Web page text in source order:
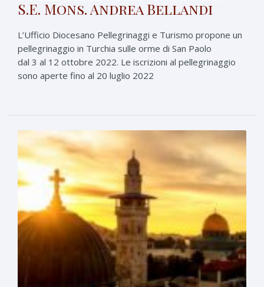
S.E. Mons. Andrea Bellandi
L’Ufficio Diocesano Pellegrinaggi e Turismo propone un
pellegrinaggio in Turchia sulle orme di San Paolo
dal 3 al 12 ottobre 2022. Le iscrizioni al pellegrinaggio
sono aperte fino al 20 luglio 2022